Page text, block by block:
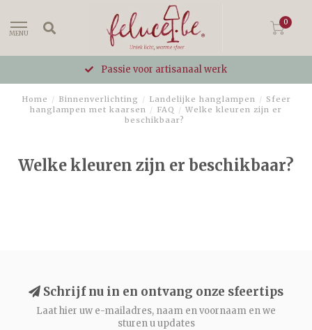
MENU
0
Passie voor artisanaal werk
Home / Binnenverlichting / Landelijke hanglampen / Sfeer
hanglampen met kaarsen / FAQ / Welke kleuren zijn er
beschikbaar?
Welke kleuren zijn er beschikbaar?
Schrijf nu in en ontvang onze sfeertips
Laat hier uw e-mailadres, naam en voornaam en we
sturen u updates